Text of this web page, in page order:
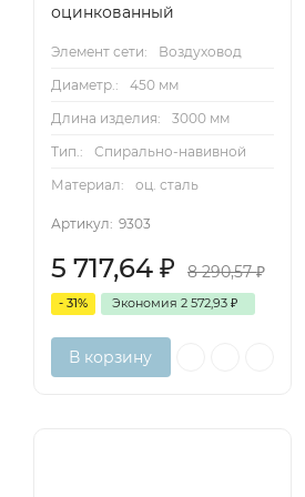
оцинкованный
Элемент сети:
Воздуховод
Диаметр.:
450 мм
Длина изделия:
3000 мм
Тип.:
Спирально-навивной
Материал:
оц. сталь
Артикул: 9303
5 717,64 ₽ 8 290,57₽
- 31% Экономия 2 572,93 ₽
В корзину